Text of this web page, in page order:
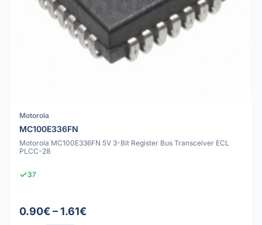
Motorola
MC100E336FN
Motorola MC100E336FN 5V 3-Bit Register Bus Transceiver ECL
PLCC-28
37
0.90€ – 1.61€